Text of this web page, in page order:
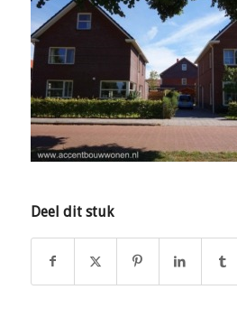
Deel dit stuk